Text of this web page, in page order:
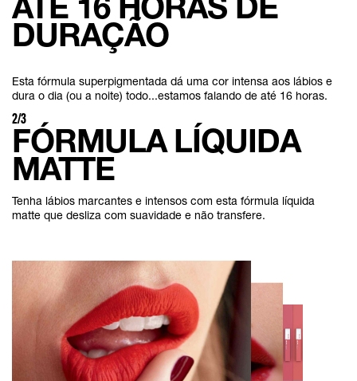
DURAÇÃO
Esta fórmula superpigmentada dá uma cor intensa aos lábios e
dura o dia (ou a noite) todo...estamos falando de até 16 horas.
2/3
FÓRMULA LÍQUIDA
MATTE
Tenha lábios marcantes e intensos com esta fórmula líquida
matte que desliza com suavidade e não transfere.